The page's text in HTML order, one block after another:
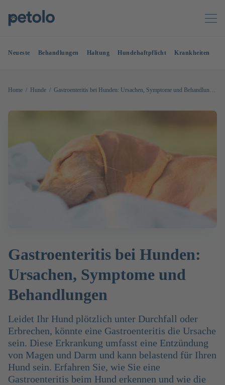
Neueste Behandlungen Haltung Hundehaftpflicht Krankheiten
Home Hunde Gastroenteritis bei Hunden: Ursachen, Symptome und Behandlungen
Gastroenteritis bei Hunden:
Ursachen, Symptome und
Behandlungen
Leidet Ihr Hund plötzlich unter Durchfall oder
Erbrechen, könnte eine Gastroenteritis die Ursache
sein. Diese Erkrankung umfasst eine Entzündung
von Magen und Darm und kann belastend für Ihren
Hund sein. Erfahren Sie, wie Sie eine
Gastroenteritis beim Hund erkennen und wie die